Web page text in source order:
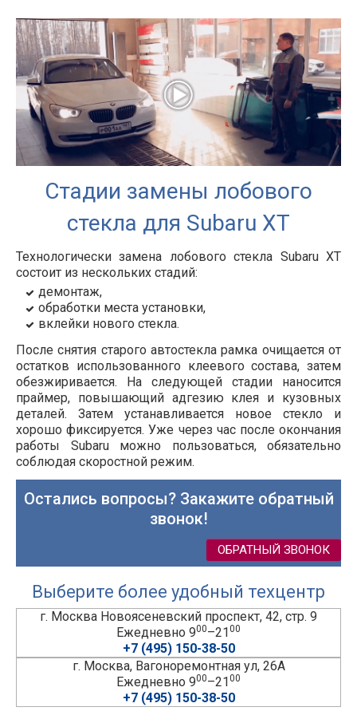
Стадии замены лобового
стекла для Subaru XT
Технологически замена лобового стекла Subaru XT
состоит из нескольких стадий:
демонтаж,
обработки места установки,
вклейки нового стекла.
После снятия старого автостекла рамка очищается от
остатков использованного клеевого состава, затем
обезжиривается. На следующей стадии наносится
праймер, повышающий адгезию клея и кузовных
деталей. Затем устанавливается новое стекло и
хорошо фиксируется. Уже через час после окончания
работы Subaru можно пользоваться, обязательно
соблюдая скоростной режим.
Остались вопросы? Закажите обратный
звонок!
ОБРАТНЫЙ ЗВОНОК
Выберите более удобный техцентр
г. Москва Новоясеневский проспект, 42, стр. 9
Ежедневно 900–2100
+7 (495) 150-38-50
г. Москва, Вагоноремонтная ул, 26А
Ежедневно 900–2100
+7 (495) 150-38-50